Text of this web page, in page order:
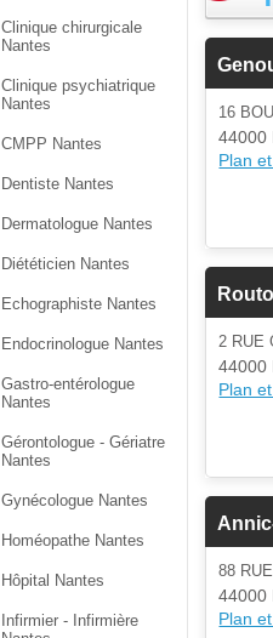
Clinique chirurgicale
Nantes
Clinique psychiatrique
Nantes
CMPP Nantes
Dentiste Nantes
Dermatologue Nantes
Diététicien Nantes
Echographiste Nantes
Endocrinologue Nantes
Gastro-entérologue
Nantes
Gérontologue - Gériatre
Nantes
Gynécologue Nantes
Homéopathe Nantes
Hôpital Nantes
Infirmier - Infirmière
16
44000
Plan
2 RUE
44000
Plan
88
44000
Plan